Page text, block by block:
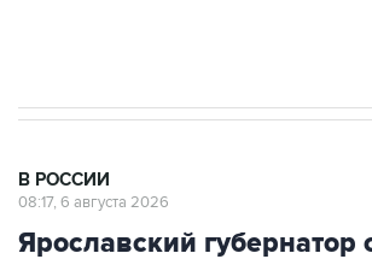
В РОССИИ
08:17, 6 августа 2026
Ярославский губернатор